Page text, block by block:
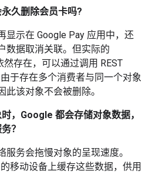
久删除会员卡吗?
显示在 Google Pay 应用中，还
数据取消关联。但实际的
然存在，可以通过调用 REST
于存在多个消费者与同一个对象
此该对象不会被删除。
，Google 都会存储对象数据，
？
服务会拖慢对象的呈现速度。
移动设备上缓存这些数据，供用